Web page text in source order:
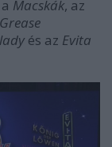
Macskák, az
Grease
és az Evita